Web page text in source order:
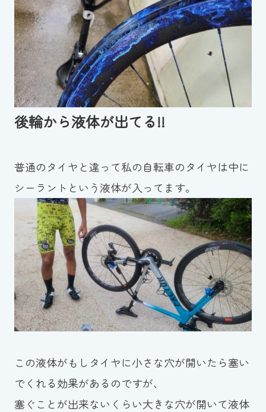
後輪から液体が出てる!!
普通のタイヤと違って私の自転車のタイヤは中に
シーラントという液体が入ってます。
この液体がもしタイヤに小さな穴が開いたら塞い
でくれる効果があるのですが、
塞ぐことが出来ないくらい大きな穴が開いて液体